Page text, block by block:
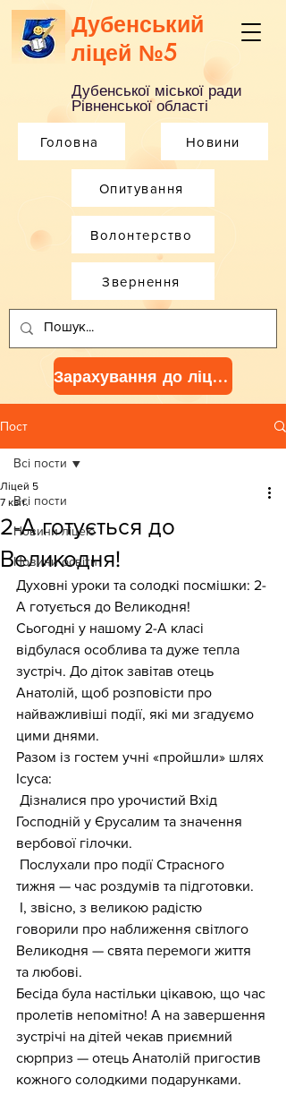
Дубенський
ліцей №5
Дубенської міської ради
Рівненської області
Головна Новини
Опитування
Зарахування до ліцею
Волонтерство
Звернення
Пост
Всі пости
Новини ліцею
Новини освіти
Всі пости
2-А готується до
Великодня!
Ліцей 5
7 квіт.
Духовні уроки та солодкі посмішки: 2-
А готується до Великодня!
Сьогодні у нашому 2-А класі
відбулася особлива та дуже тепла
зустріч. До діток завітав отець
Анатолій, щоб розповісти про
найважливіші події, які ми згадуємо
цими днями.
Разом із гостем учні «пройшли» шлях
Ісуса:
Дізналися про урочистий Вхід
Господній у Єрусалим та значення
вербової гілочки.
Послухали про події Страсного
тижня — час роздумів та підготовки.
І, звісно, з великою радістю
говорили про наближення світлого
Великодня — свята перемоги життя
та любові.
Бесіда була настільки цікавою, що час
пролетів непомітно! А на завершення
зустрічі на дітей чекав приємний
сюрприз — отець Анатолій пригостив
кожного солодкими подарунками.